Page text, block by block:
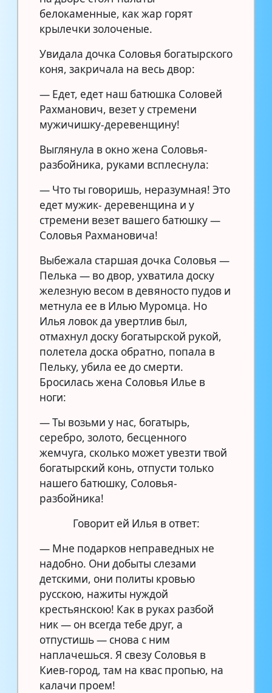
белокаменные, как жар горят
крылечки золоченые.
Увидала дочка Соловья богатырского
коня, закричала на весь двор:
— Едет, едет наш батюшка Соловей
Рахманович, везет у стремени
мужичишку-деревенщину!
Выглянула в окно жена Соловья-
разбойника, руками всплеснула:
— Что ты говоришь, неразумная! Это
едет мужик- деревенщина и у
стремени везет вашего батюшку —
Соловья Рахмановича!
Выбежала старшая дочка Соловья —
Пелька — во двор, ухватила доску
железную весом в девяносто пудов и
метнула ее в Илью Муромца. Но
Илья ловок да увертлив был,
отмахнул доску богатырской рукой,
полетела доска обратно, попала в
Пельку, убила ее до смерти.
Бросилась жена Соловья Илье в
ноги:
— Ты возьми у нас, богатырь,
серебро, золото, бесценного
жемчуга, сколько может увезти твой
богатырский конь, отпусти только
нашего батюшку, Соловья-
разбойника!
Говорит ей Илья в ответ:
— Мне подарков неправедных не
надобно. Они добыты слезами
детскими, они политы кровью
русскою, нажиты нуждой
крестьянскою! Как в руках разбой
ник — он всегда тебе друг, а
отпустишь — снова с ним
наплачешься. Я свезу Соловья в
Киев-город, там на квас пропью, на
калачи проем!